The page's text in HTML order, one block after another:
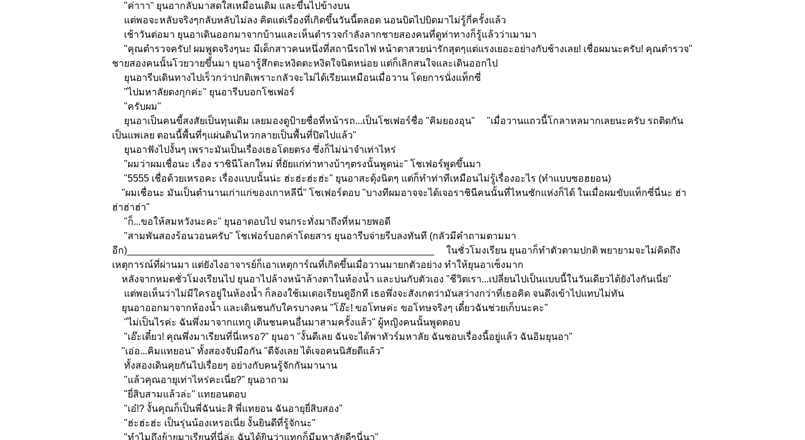
"ค่าาา" ยุนอากลับมาสดใสเหมือนเดิม และขึ้นไปข้างบน
แต่พอจะหลับจริงๆกลับหลับไม่ลง คิดแต่เรื่องที่เกิดขึ้นวันนี้ตลอด นอนบิดไปบิดมาไม่รู้กี่ครั้งแล้ว
เช้าวันต่อมา ยุนอาเดินออกมาจากบ้านและเห็นตำรวจกำลังลากชายสองคนที่ดูท่าทางก็รู้แล้วว่าเมามา
"คุณตำรวจครับ! ผมพูดจริงๆนะ มีเด็กสาวคนหนึ่งที่สถานีรถไฟ หน้าตาสวยน่ารักสุดๆแต่แรงเยอะอย่างกับช้างเลย! เชื่อผมนะครับ! คุณตำรวจ"
ชายสองคนนั้นโวยวายขึ้นมา ยุนอารู้สึกตะหงิดตะหงิดใจนิดหน่อย แต่ก็เลิกสนใจและเดินออกไป
ยุนอารีบเดินทางไปเร็วกว่าปกติเพราะกลัวจะไม่ได้เรียนเหมือนเมื่อวาน โดยการนั่งแท็กซี่
"ไปมหาลัยดงกุกค่ะ" ยุนอารีบบอกโชเฟอร์
"ครับผม"
ยุนอาเป็นคนขี้สงสัยเป็นทุนเดิม เลยมองดูป้ายชื่อที่หน้ารถ...เป็นโชเฟอร์ชื่อ "คิมยองอุน" "เมื่อวานแถวนี้โกลาหลมากเลยนะครับ รถติดกัน
เป็นแพเลย ตอนนี้พื้นที่ๆแผ่นดินไหวกลายเป็นพื้นที่ปิดไปแล้ว"
ยุนอาฟังไปงั้นๆ เพราะมันเป็นเรื่องเธอโดยตรง ซึ่งก็ไม่น่าจำเท่าไหร่
"ผมว่าผมเชื่อนะ เรื่อง ราชินีโลกใหม่ ที่ยัยแก่ท่าทางบ้าๆตรงนั้นพูดน่ะ" โชเฟอร์พูดขึ้นมา
"5555 เชื่อด้วยเหรอคะ เรื่องแบบนั้นน่ะ ฮ่ะฮ่ะฮ่ะฮ่ะ" ยุนอาสะดุ้งนิดๆ แต่ก็ทำท่าทีเหมือนไม่รู้เรื่องอะไร (ทำแบบซอฮยอน)
"ผมเชื่อนะ มันเป็นตำนานเก่าแก่ของเกาหลีนี่" โชเฟอร์ตอบ "บางทีผมอาจจะได้เจอราชินีคนนั้นที่ไหนซักแห่งก็ได้ ในเมื่อผมขับแท็กซี่นี่นะ ฮ่า
ฮ่าฮ่าฮ่า"
"ก็...ขอให้สมหวังนะคะ" ยุนอาตอบไป จนกระทั่งมาถึงที่หมายพอดี
"สามพันสองร้อนวอนครับ" โชเฟอร์บอกค่าโดยสาร ยุนอารีบจ่ายรีบลงทันที (กลัวมีคำถามตามมา
อีก)_________________________________________________________ ในชั่วโมงเรียน ยุนอาก็ทำตัวตามปกติ พยายามจะไม่คิดถึง
เหตุการณ์ที่ผ่านมา แต่ยังไงอาจารย์ก็เอาเหตุการ์ณที่เกิดขึ้นเมื่อวานมายกตัวอย่าง ทำให้ยุนอาเซ็งมาก
หลังจากหมดชั่วโมงเรียนไป ยุนอาไปล้างหน้าล้างตาในห้องน้ำ และบ่นกับตัวเอง "ชีวิตเรา...เปลี่ยนไปเป็นแบบนี้ในวันเดียวได้ยังไงกันเนี่ย"
แต่พอเห็นว่าไม่มีใครอยู่ในห้องน้ำ ก็ลองใช้เมเดอเรียนดูอีกที เธอพึ่งจะสังเกตว่ามันสว่างกว่าที่เธอคิด จนดึงเข้าไปแทบไม่ทัน
ยุนอาออกมาจากห้องน้ำ และเดินชนกับใครบางคน "โอ๊ะ! ขอโทษค่ะ ขอโทษจริงๆ เดี๋ยวฉันช่วยเก็บนะคะ"
"ไม่เป็นไรค่ะ ฉันพึ่งมาจากแทกู เดินชนคนอื่นมาสามครั้งแล้ว" ผู้หญิงคนนั้นพูดตอบ
"เอ๊ะเดี๋ยว! คุณพึ่งมาเรียนที่นี่เหรอ?" ยุนอา "งั้นดีเลย ฉันจะได้พาทัวร์มหาลัย ฉันชอบเรื่องนี้อยู่แล้ว ฉันอิมยุนอา"
"เอ่อ...คิมแทยอน" ทั้งสองจับมือกัน "ดีจังเลย ได้เจอคนนิสัยดีแล้ว"
ทั้งสองเดินคุยกันไปเรื่อยๆ อย่างกับคนรู้จักกันมานาน
"แล้วคุณอายุเท่าไหร่คะเนี่ย?" ยุนอาถาม
"ยี่สิบสามแล้วล่ะ" แทยอนตอบ
"เอ๋!? งั้นคุณก็เป็นพี่ฉันน่ะสิ พี่แทยอน ฉันอายุยี่สิบสอง"
"ฮ่ะฮ่ะฮ่ะ เป็นรุ่นน้องเหรอเนี่ย งั้นยินดีที่รู้จักนะ"
"ทำไมถึงย้ายมาเรียนที่นี่ล่ะ ฉันได้ยินว่าแทกูก็มีมหาลัยดีๆนี่นา"